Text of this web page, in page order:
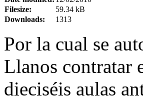
Filesize:
59.34 kB
Downloads:
1313
Por la cual se
Llanos contratar
dieciséis aulas